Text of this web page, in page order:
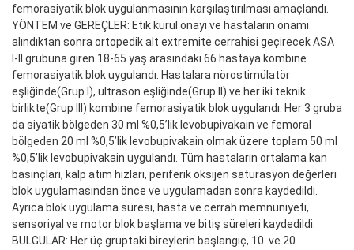
femorasiyatik blok uygulanmasının karşılaştırılması amaçlandı.
YÖNTEM ve GEREÇLER: Etik kurul onayı ve hastaların onamı
alındıktan sonra ortopedik alt extremite cerrahisi geçirecek ASA
I-II grubuna giren 18-65 yaş arasındaki 66 hastaya kombine
femorasiyatik blok uygulandı. Hastalara nörostimülatör
eşliğinde(Grup I), ultrason eşliğinde(Grup II) ve her iki teknik
birlikte(Grup III) kombine femorasiyatik blok uygulandı. Her 3 gruba
da siyatik bölgeden 30 ml %0,5’lik levobupivakain ve femoral
bölgeden 20 ml %0,5’lik levobupivakain olmak üzere toplam 50 ml
%0,5’lik levobupivakain uygulandı. Tüm hastaların ortalama kan
basınçları, kalp atım hızları, periferik oksijen saturasyon değerleri
blok uygulamasından önce ve uygulamadan sonra kaydedildi.
Ayrıca blok uygulama süresi, hasta ve cerrah memnuniyeti,
sensoriyal ve motor blok başlama ve bitiş süreleri kaydedildi.
BULGULAR: Her üç gruptaki bireylerin başlangıç, 10. ve 20.